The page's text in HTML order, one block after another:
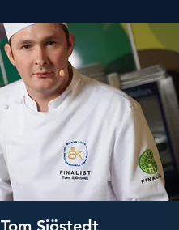
Tom Sjöstedt